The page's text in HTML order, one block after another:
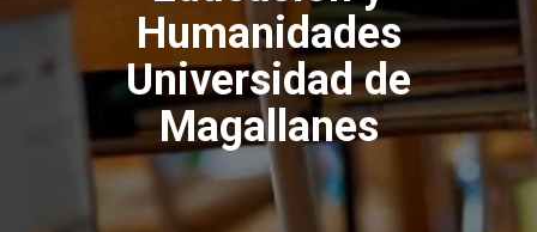
Humanidades
Universidad de
Magallanes